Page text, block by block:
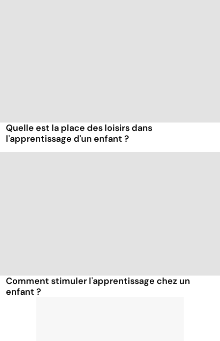
Quelle est la place des loisirs dans
l'apprentissage d'un enfant ?
Comment stimuler l'apprentissage chez un
enfant ?